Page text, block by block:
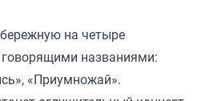
на четыре
говорящими названиями:
«Приумножай».